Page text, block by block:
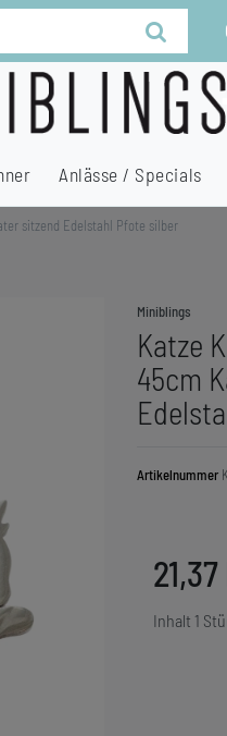
Anlässe / Specials
sitzend Edelstahl Pfote silber
Miniblings
Katze
45cm
Artikelnummer
21,37
Inhalt 1